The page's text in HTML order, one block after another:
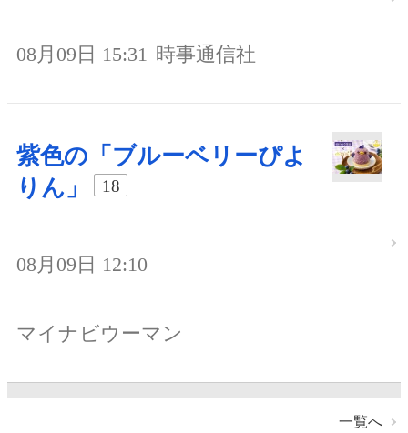
08月09日 15:31 時事通信社
紫色の「ブルーベリーぴよ
りん」
18
08月09日 12:10
マイナビウーマン
一覧へ